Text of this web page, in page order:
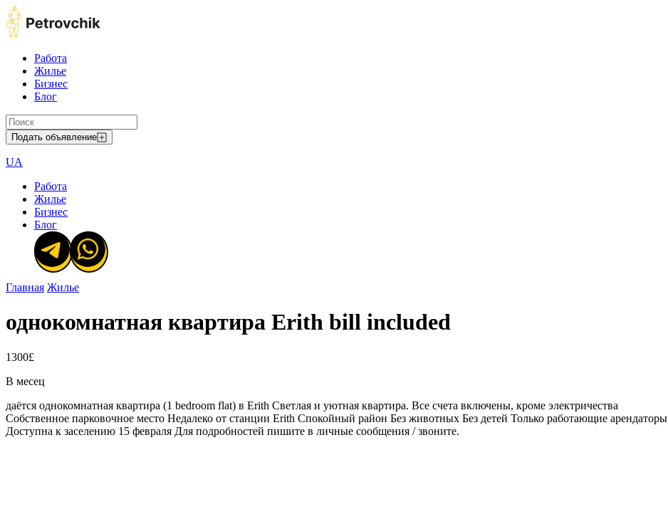
Работа
Жилье
Бизнес
Блог
Подать объявление
UA
Работа
Жилье
Бизнес
Блог
Главная Жилье
однокомнатная квартира Erith bill included
1300£
В месец
даётся однокомнатная квартира (1 bedroom flat) в Erith Светлая и уютная квартира. Все счета включены, кроме электричества
Собственное парковочное место Недалеко от станции Erith Спокойный район Без животных Без детей Только работающие арендаторы
Доступна к заселению 15 февраля Для подробностей пишите в личные сообщения / звоните.